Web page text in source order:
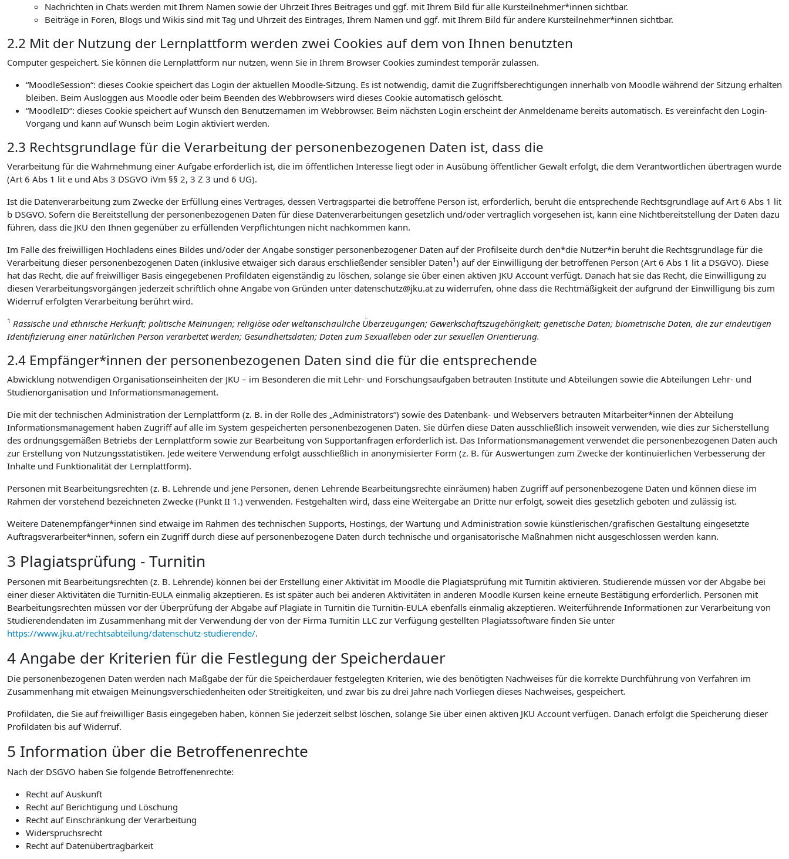
Nachrichten in Chats werden mit Ihrem Namen sowie der Uhrzeit Ihres Beitrages und ggf. mit Ihrem Bild für alle Kursteilnehmer*innen sichtbar.
Beiträge in Foren, Blogs und Wikis sind mit Tag und Uhrzeit des Eintrages, Ihrem Namen und ggf. mit Ihrem Bild für andere Kursteilnehmer*innen sichtbar.
2.2 Mit der Nutzung der Lernplattform werden zwei Cookies auf dem von Ihnen benutzten
Computer gespeichert. Sie können die Lernplattform nur nutzen, wenn Sie in Ihrem Browser Cookies zumindest temporär zulassen.
“MoodleSession“: dieses Cookie speichert das Login der aktuellen Moodle-Sitzung. Es ist notwendig, damit die Zugriffsberechtigungen innerhalb von Moodle während der Sitzung erhalten
bleiben. Beim Ausloggen aus Moodle oder beim Beenden des Webbrowsers wird dieses Cookie automatisch gelöscht.
“MoodleID“: dieses Cookie speichert auf Wunsch den Benutzernamen im Webbrowser. Beim nächsten Login erscheint der Anmeldename bereits automatisch. Es vereinfacht den Login-
Vorgang und kann auf Wunsch beim Login aktiviert werden.
2.3 Rechtsgrundlage für die Verarbeitung der personenbezogenen Daten ist, dass die
Verarbeitung für die Wahrnehmung einer Aufgabe erforderlich ist, die im öffentlichen Interesse liegt oder in Ausübung öffentlicher Gewalt erfolgt, die dem Verantwortlichen übertragen wurde
(Art 6 Abs 1 lit e und Abs 3 DSGVO iVm §§ 2, 3 Z 3 und 6 UG).
Ist die Datenverarbeitung zum Zwecke der Erfüllung eines Vertrages, dessen Vertragspartei die betroffene Person ist, erforderlich, beruht die entsprechende Rechtsgrundlage auf Art 6 Abs 1 lit
b DSGVO. Sofern die Bereitstellung der personenbezogenen Daten für diese Datenverarbeitungen gesetzlich und/oder vertraglich vorgesehen ist, kann eine Nichtbereitstellung der Daten dazu
führen, dass die JKU den Ihnen gegenüber zu erfüllenden Verpflichtungen nicht nachkommen kann.
Im Falle des freiwilligen Hochladens eines Bildes und/oder der Angabe sonstiger personenbezogener Daten auf der Profilseite durch den*die Nutzer*in beruht die Rechtsgrundlage für die
Verarbeitung dieser personenbezogenen Daten (inklusive etwaiger sich daraus erschließender sensibler Daten1) auf der Einwilligung der betroffenen Person (Art 6 Abs 1 lit a DSGVO). Diese
hat das Recht, die auf freiwilliger Basis eingegebenen Profildaten eigenständig zu löschen, solange sie über einen aktiven JKU Account verfügt. Danach hat sie das Recht, die Einwilligung zu
diesen Verarbeitungsvorgängen jederzeit schriftlich ohne Angabe von Gründen unter datenschutz@jku.at zu widerrufen, ohne dass die Rechtmäßigkeit der aufgrund der Einwilligung bis zum
Widerruf erfolgten Verarbeitung berührt wird.
1 Rassische und ethnische Herkunft; politische Meinungen; religiöse oder weltanschauliche Überzeugungen; Gewerkschaftszugehörigkeit; genetische Daten; biometrische Daten, die zur eindeutigen
Identifizierung einer natürlichen Person verarbeitet werden; Gesundheitsdaten; Daten zum Sexualleben oder zur sexuellen Orientierung.
2.4 Empfänger*innen der personenbezogenen Daten sind die für die entsprechende
Abwicklung notwendigen Organisationseinheiten der JKU – im Besonderen die mit Lehr- und Forschungsaufgaben betrauten Institute und Abteilungen sowie die Abteilungen Lehr- und
Studienorganisation und Informationsmanagement.
Die mit der technischen Administration der Lernplattform (z. B. in der Rolle des „Administrators“) sowie des Datenbank- und Webservers betrauten Mitarbeiter*innen der Abteilung
Informationsmanagement haben Zugriff auf alle im System gespeicherten personenbezogenen Daten. Sie dürfen diese Daten ausschließlich insoweit verwenden, wie dies zur Sicherstellung
des ordnungsgemäßen Betriebs der Lernplattform sowie zur Bearbeitung von Supportanfragen erforderlich ist. Das Informationsmanagement verwendet die personenbezogenen Daten auch
zur Erstellung von Nutzungsstatistiken. Jede weitere Verwendung erfolgt ausschließlich in anonymisierter Form (z. B. für Auswertungen zum Zwecke der kontinuierlichen Verbesserung der
Inhalte und Funktionalität der Lernplattform).
Personen mit Bearbeitungsrechten (z. B. Lehrende und jene Personen, denen Lehrende Bearbeitungsrechte einräumen) haben Zugriff auf personenbezogene Daten und können diese im
Rahmen der vorstehend bezeichneten Zwecke (Punkt II 1.) verwenden. Festgehalten wird, dass eine Weitergabe an Dritte nur erfolgt, soweit dies gesetzlich geboten und zulässig ist.
Weitere Datenempfänger*innen sind etwaige im Rahmen des technischen Supports, Hostings, der Wartung und Administration sowie künstlerischen/grafischen Gestaltung eingesetzte
Auftragsverarbeiter*innen, sofern ein Zugriff durch diese auf personenbezogene Daten durch technische und organisatorische Maßnahmen nicht ausgeschlossen werden kann.
3 Plagiatsprüfung - Turnitin
Personen mit Bearbeitungsrechten (z. B. Lehrende) können bei der Erstellung einer Aktivität im Moodle die Plagiatsprüfung mit Turnitin aktivieren. Studierende müssen vor der Abgabe bei
einer dieser Aktivitäten die Turnitin-EULA einmalig akzeptieren. Es ist später auch bei anderen Aktivitäten in anderen Moodle Kursen keine erneute Bestätigung erforderlich. Personen mit
Bearbeitungsrechten müssen vor der Überprüfung der Abgabe auf Plagiate in Turnitin die Turnitin-EULA ebenfalls einmalig akzeptieren. Weiterführende Informationen zur Verarbeitung von
Studierendendaten im Zusammenhang mit der Verwendung der von der Firma Turnitin LLC zur Verfügung gestellten Plagiatssoftware finden Sie unter
https://www.jku.at/rechtsabteilung/datenschutz-studierende/.
4 Angabe der Kriterien für die Festlegung der Speicherdauer
Die personenbezogenen Daten werden nach Maßgabe der für die Speicherdauer festgelegten Kriterien, wie des benötigten Nachweises für die korrekte Durchführung von Verfahren im
Zusammenhang mit etwaigen Meinungsverschiedenheiten oder Streitigkeiten, und zwar bis zu drei Jahre nach Vorliegen dieses Nachweises, gespeichert.
Profildaten, die Sie auf freiwilliger Basis eingegeben haben, können Sie jederzeit selbst löschen, solange Sie über einen aktiven JKU Account verfügen. Danach erfolgt die Speicherung dieser
Profildaten bis auf Widerruf.
5 Information über die Betroffenenrechte
Nach der DSGVO haben Sie folgende Betroffenenrechte:
Recht auf Auskunft
Recht auf Berichtigung und Löschung
Recht auf Einschränkung der Verarbeitung
Widerspruchsrecht
Recht auf Datenübertragbarkeit